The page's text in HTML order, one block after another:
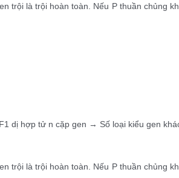
trội là trội hoàn toàn. Nếu P thuần chủng
dị hợp tử n cặp gen → Số loại kiểu gen
trội là trội hoàn toàn. Nếu P thuần chủng